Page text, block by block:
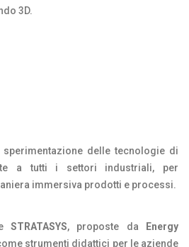
3D.
delle tecnologie di
a tutti i settori industriali, per
immersiva prodotti e processi.
STRATASYS, proposte da
Energy
strumenti didattici per le aziende